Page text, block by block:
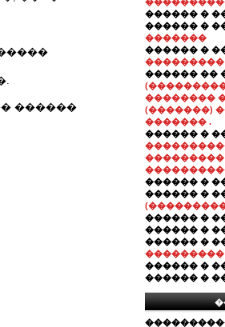
������
������ �
������ �
�������
������ �
���������
������ ��
��������
(�������)
������� .
������ �
���������
������ �
������ �
������ �
������ �
������ �
���������
������ �
������ �